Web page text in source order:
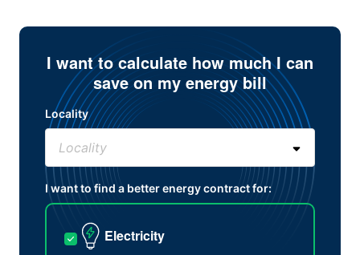
I want to calculate how much I can
save on my energy bill
Locality
I want to find a better energy contract for:
Electricity